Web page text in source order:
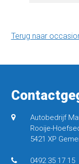
Terug naar
Autobedrijf
Rooije-
5421 XP
0492 35 17 15